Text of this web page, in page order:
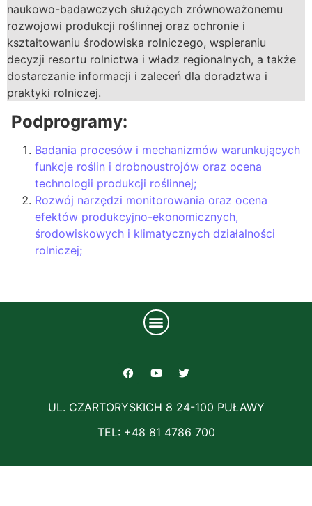
naukowo-badawczych służących zrównoważonemu
rozwojowi produkcji roślinnej oraz ochronie i
kształtowaniu środowiska rolniczego, wspieraniu
decyzji resortu rolnictwa i władz regionalnych, a także
dostarczanie informacji i zaleceń dla doradztwa i
praktyki rolniczej.
Podprogramy:
Badania procesów i mechanizmów warunkujących
funkcje roślin i drobnoustrojów oraz ocena
technologii produkcji roślinnej;
Rozwój narzędzi monitorowania oraz ocena
efektów produkcyjno-ekonomicznych,
środowiskowych i klimatycznych działalności
rolniczej;
UL. CZARTORYSKICH 8 24-100 PUŁAWY
TEL: +48 81 4786 700